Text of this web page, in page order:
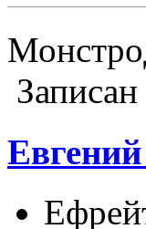
Записан